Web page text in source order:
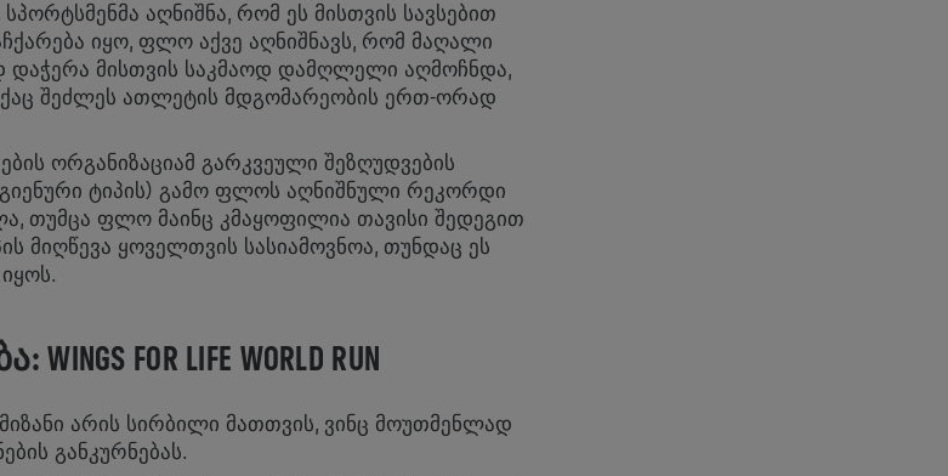
აღნიშნა, რომ ეს მისთვის სავსებით
იყო, ფლო აქვე აღნიშნავს, რომ მაღალი
დაჭერა მისთვის საკმაოდ დამღლელი აღმოჩნდა,
შეძლეს ათლეტის მდგომარეობის ერთ-ორად
ორგანიზაციამ გარკვეული შეზღუდვების
ტიპის) გამო ფლოს აღნიშნული რეკორდი
თუმცა ფლო მაინც კმაყოფილია თავისი შედეგით
მიღწევა ყოველთვის სასიამოვნოა, თუნდაც ეს
FOR LIFE WORLD RUN
არის სირბილი მათთვის, ვინც მოუთმენლად
განკურნებას.